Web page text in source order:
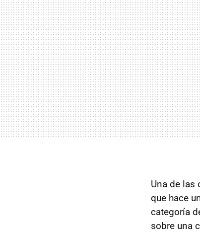
Una de las
que hace
categoría
sobre una